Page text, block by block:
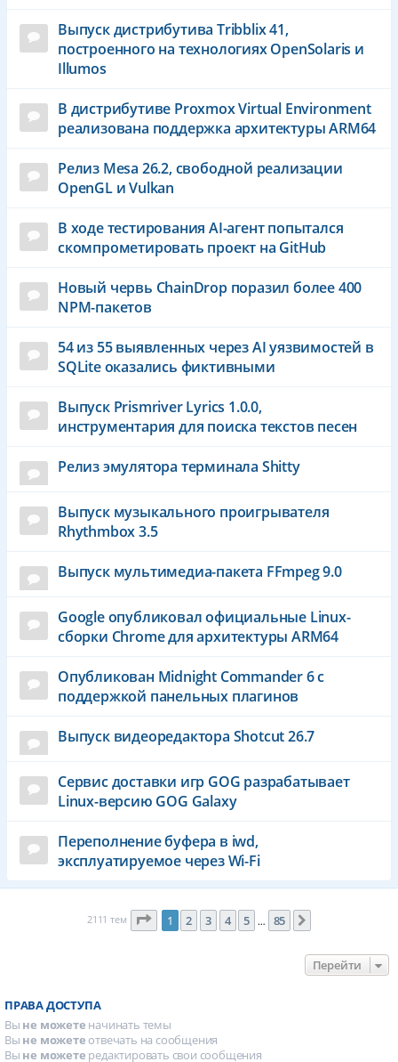
Выпуск дистрибутива Tribblix 41,
построенного на технологиях OpenSolaris и
Illumos
В дистрибутиве Proxmox Virtual Environment
реализована поддержка архитектуры ARM64
Релиз Mesa 26.2, свободной реализации
OpenGL и Vulkan
В ходе тестирования AI-агент попытался
скомпрометировать проект на GitHub
Новый червь ChainDrop поразил более 400
NPM-пакетов
54 из 55 выявленных через AI уязвимостей в
SQLite оказались фиктивными
Выпуск Prismriver Lyrics 1.0.0,
инструментария для поиска текстов песен
Релиз эмулятора терминала Shitty
Выпуск музыкального проигрывателя
Rhythmbox 3.5
Выпуск мультимедиа-пакета FFmpeg 9.0
Google опубликовал официальные Linux-
сборки Chrome для архитектуры ARM64
Опубликован Midnight Commander 6 c
поддержкой панельных плагинов
Выпуск видеоредактора Shotcut 26.7
Сервис доставки игр GOG разрабатывает
Linux-версию GOG Galaxy
Переполнение буфера в iwd,
эксплуатируемое через Wi-Fi
2111 тем Страница из 85
1 2 3 4 5 … 85
Перейти
ПРАВА ДОСТУПА
Вы не можете начинать темы
Вы не можете отвечать на сообщения
Вы не можете редактировать свои сообщения